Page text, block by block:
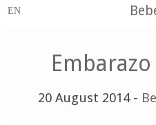
20 August 2014 -